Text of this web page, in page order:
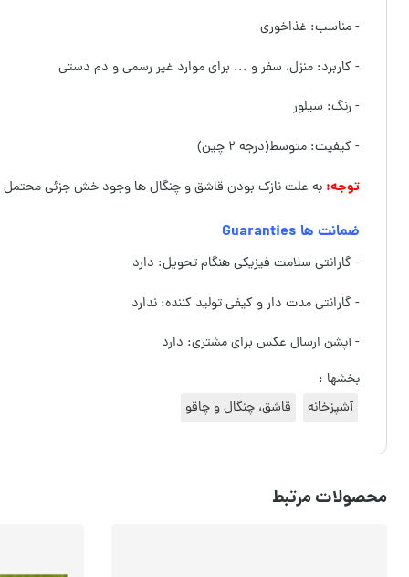
- مناسب: غذاخوری
- کاربرد: منزل، سفر و ... برای موارد غیر رسمی و دم دستی
- رنگ: سیلور
- کیفیت: متوسط(درجه ۲ چین)
توجه: به علت نازک بودن قاشق و چنگال ها وجود خش جزئی محتمل
ضمانت ها Guaranties
- گارانتی سلامت فیزیکی هنگام تحویل: دارد
- گارانتی مدت دار و کیفی تولید کننده: ندارد
- آپشن ارسال عکس برای مشتری: دارد
بخشها :
آشپزخانه
قاشق، چنگال و چاقو
محصولات مرتبط